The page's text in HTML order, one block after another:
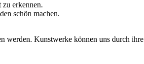
zu erkennen.
schön machen.
werden. Kunstwerke können uns durch ihre